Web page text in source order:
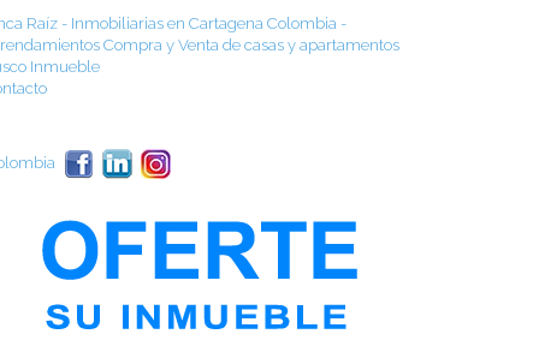
Raíz - Inmobiliarias en Cartagena Colombia -
Compra y Venta de casas y apartamentos
Inmueble